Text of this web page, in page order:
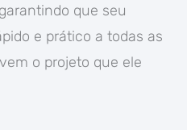
que seu
e prático a todas as
o projeto que ele